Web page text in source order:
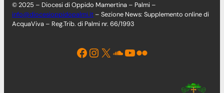
© 2025 – Diocesi di Oppido Mamertina – Palmi –
info@diocesioppidopalmi.it – Sezione News: Supplemento online di
AcquaViva – Reg.Trib. di Palmi nr. 66/1993
Facebook Instagram X Soundcloud YouTube Flickr